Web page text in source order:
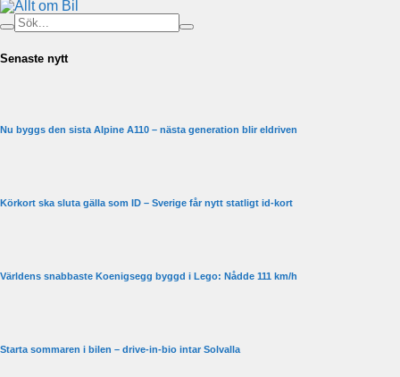
Senaste nytt
Nu byggs den sista Alpine A110 – nästa generation blir eldriven
Körkort ska sluta gälla som ID – Sverige får nytt statligt id-kort
Världens snabbaste Koenigsegg byggd i Lego: Nådde 111 km/h
Starta sommaren i bilen – drive-in-bio intar Solvalla